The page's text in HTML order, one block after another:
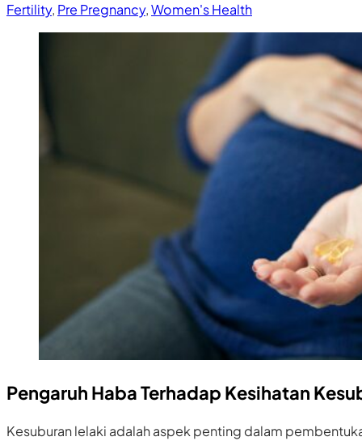
Fertility, Pre Pregnancy,Women's Health
Pengaruh Haba Terhadap Kesihatan
Kesuburan lelaki adalah aspek penting dalam